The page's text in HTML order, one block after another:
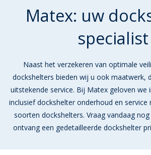
Matex: uw
specialist
Naast het verzekeren van optimale
dockshelters bieden wij u ook maatwerk,
uitstekende service. Bij Matex geloven we
inclusief dockshelter onderhoud en service
soorten dockshelters. Vraag vandaag
ontvang een gedetailleerde dockshelter